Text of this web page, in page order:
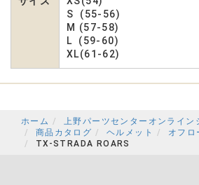
S (55-56)
M (57-58)
L (59-60)
XL(61-62)
ホーム
上野パーツセンターオンライン
商品カタログ
ヘルメット
オフロ
TX-STRADA ROARS